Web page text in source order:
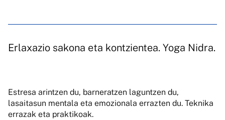
Erlaxazio sakona eta kontzientea. Yoga Nidra.
Estresa arintzen du, barneratzen laguntzen du,
lasaitasun mentala eta emozionala errazten du. Teknika
errazak eta praktikoak.